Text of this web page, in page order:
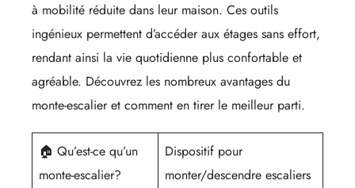
à mobilité réduite dans leur maison. Ces outils
ingénieux permettent d’accéder aux étages sans effort,
rendant ainsi la vie quotidienne plus confortable et
agréable. Découvrez les nombreux avantages du
monte-escalier et comment en tirer le meilleur parti.
🏠 Qu’est-ce qu’un
monte-escalier?
Dispositif pour
monter/descendre escaliers